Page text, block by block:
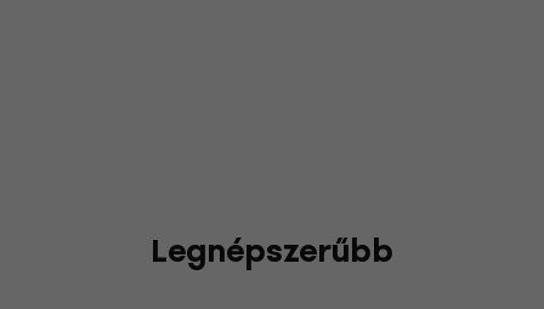
Legnépszerűbb